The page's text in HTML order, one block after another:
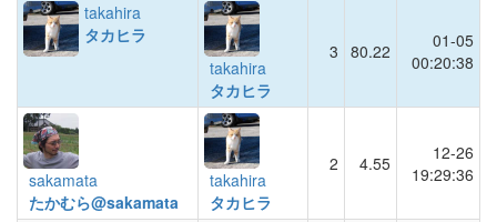
takahira
タカヒラ
takahira
タカヒラ
3 80.22
01-05
00:20:38
sakamata
たかむら@sakamata
takahira
タカヒラ
2 4.55
12-26
19:29:36